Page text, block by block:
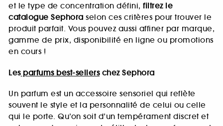
et le type de concentration défini, filtrez le
catalogue Sephora selon ces critères pour trouver le
produit parfait. Vous pouvez aussi affiner par marque,
gamme de prix, disponibilité en ligne ou promotions
en cours !
Lesparfums best-sellerschez Sephora
Un parfum est un accessoire sensoriel qui reflète
souvent le style et la personnalité de celui ou celle
qui le porte. Qu’on soit d’un tempérament discret et